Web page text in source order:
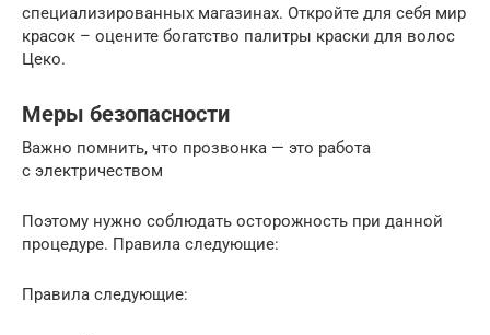
специализированных магазинах. Откройте для себя мир
красок – оцените богатство палитры краски для волос
Цеко.
Меры безопасности
Важно помнить, что прозвонка — это работа
с электричеством
Поэтому нужно соблюдать осторожность при данной
процедуре. Правила следующие:
Правила следующие: